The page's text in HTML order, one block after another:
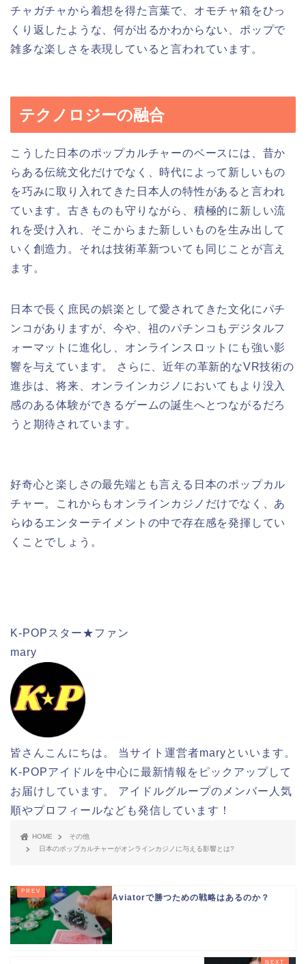
チャガチャから着想を得た言葉で、オモチャ箱をひっ
くり返したような、何が出るかわからない、ポップで
雑多な楽しさを表現していると言われています。
テクノロジーの融合
こうした日本のポップカルチャーのベースには、昔か
らある伝統文化だけでなく、時代によって新しいもの
を巧みに取り入れてきた日本人の特性があると言われ
ています。古きものも守りながら、積極的に新しい流
れを受け入れ、そこからまた新しいものを生み出して
いく創造力。それは技術革新ついても同じことが言え
ます。
日本で長く庶民の娯楽として愛されてきた文化にパチ
ンコがありますが、今や、祖のパチンコもデジタルフ
ォーマットに進化し、オンラインスロットにも強い影
響を与えています。 さらに、近年の革新的なVR技術の
進歩は、将来、オンラインカジノにおいてもより没入
感のある体験ができるゲームの誕生へとつながるだろ
うと期待されています。
好奇心と楽しさの最先端とも言える日本のポップカル
チャー。これからもオンラインカジノだけでなく、あ
らゆるエンターテイメントの中で存在感を発揮してい
くことでしょう。
K-POPスター★ファン
mary
皆さんこんにちは。 当サイト運営者maryといいます。
K-POPアイドルを中心に最新情報をピックアップして
お届けしています。 アイドルグループのメンバー人気
順やプロフィールなども発信しています！
HOME
その他
日本のポップカルチャーがオンラインカジノに与える影響とは?
Aviatorで勝つための戦略はあるのか？